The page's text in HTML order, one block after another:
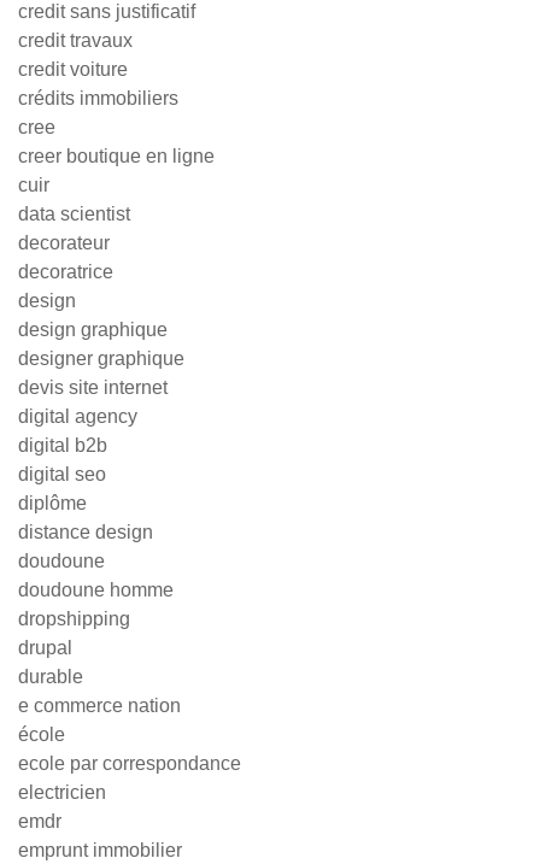
credit sans justificatif
credit travaux
credit voiture
crédits immobiliers
cree
creer boutique en ligne
cuir
data scientist
decorateur
decoratrice
design
design graphique
designer graphique
devis site internet
digital agency
digital b2b
digital seo
diplôme
distance design
doudoune
doudoune homme
dropshipping
drupal
durable
e commerce nation
école
ecole par correspondance
electricien
emdr
emprunt immobilier